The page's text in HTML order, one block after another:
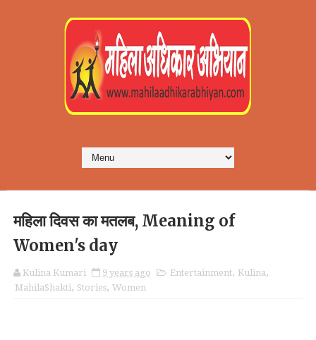
महिला दिवस का मतलब, Meaning of
Women's day
Kulina Kumari 9 years ago Entertainment, Kulina,
MahilaShakti, Stories, Women